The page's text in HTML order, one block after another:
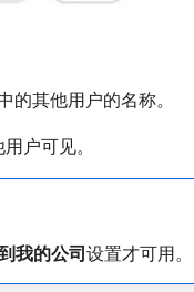
其他用户的名称。
户可见。
我的公司 ​设置才可用。